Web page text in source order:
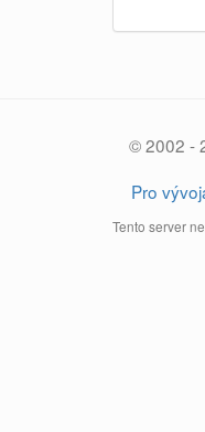
© 2002 -
Pro
Tento server